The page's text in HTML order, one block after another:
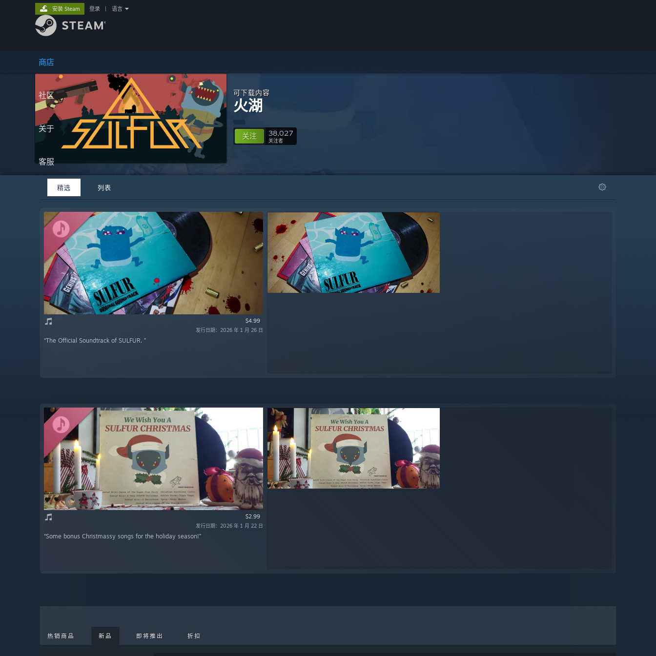
商店
社区
关于
客服
安装 Steam 登录 语言
可下载内容
火湖
关注 38,027
关注者
精选 列表
$4.99
发行日期：2026 年 1 月 26 日
“The Official Soundtrack of SULFUR. ”
$2.99
发行日期：2026 年 1 月 22 日
“Some bonus Christmassy songs for the holiday season!”
热销商品 新品 即将推出 折扣